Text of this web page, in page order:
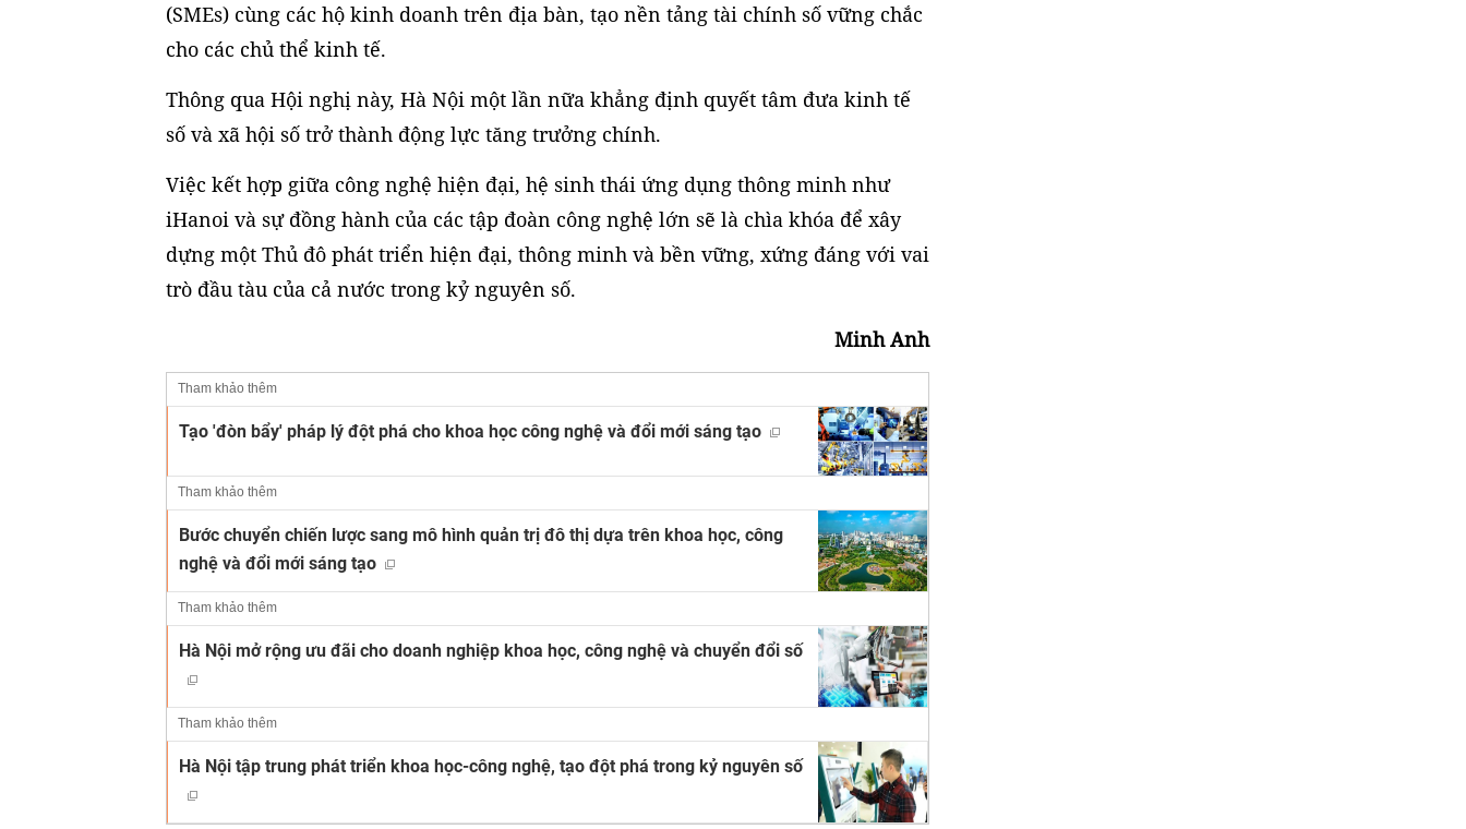
(SMEs) cùng các hộ kinh doanh trên địa bàn, tạo nền tảng tài chính số vững chắc
cho các chủ thể kinh tế.
Thông qua Hội nghị này, Hà Nội một lần nữa khẳng định quyết tâm đưa kinh tế
số và xã hội số trở thành động lực tăng trưởng chính.
Việc kết hợp giữa công nghệ hiện đại, hệ sinh thái ứng dụng thông minh như
iHanoi và sự đồng hành của các tập đoàn công nghệ lớn sẽ là chìa khóa để xây
dựng một Thủ đô phát triển hiện đại, thông minh và bền vững, xứng đáng với vai
trò đầu tàu của cả nước trong kỷ nguyên số.
Minh Anh
Tham khảo thêm
Tạo 'đòn bẩy' pháp lý đột phá cho khoa học công nghệ và đổi mới sáng tạo
Tham khảo thêm
Bước chuyển chiến lược sang mô hình quản trị đô thị dựa trên khoa học, công
nghệ và đổi mới sáng tạo
Tham khảo thêm
Hà Nội mở rộng ưu đãi cho doanh nghiệp khoa học, công nghệ và chuyển đổi số
Tham khảo thêm
Hà Nội tập trung phát triển khoa học-công nghệ, tạo đột phá trong kỷ nguyên số